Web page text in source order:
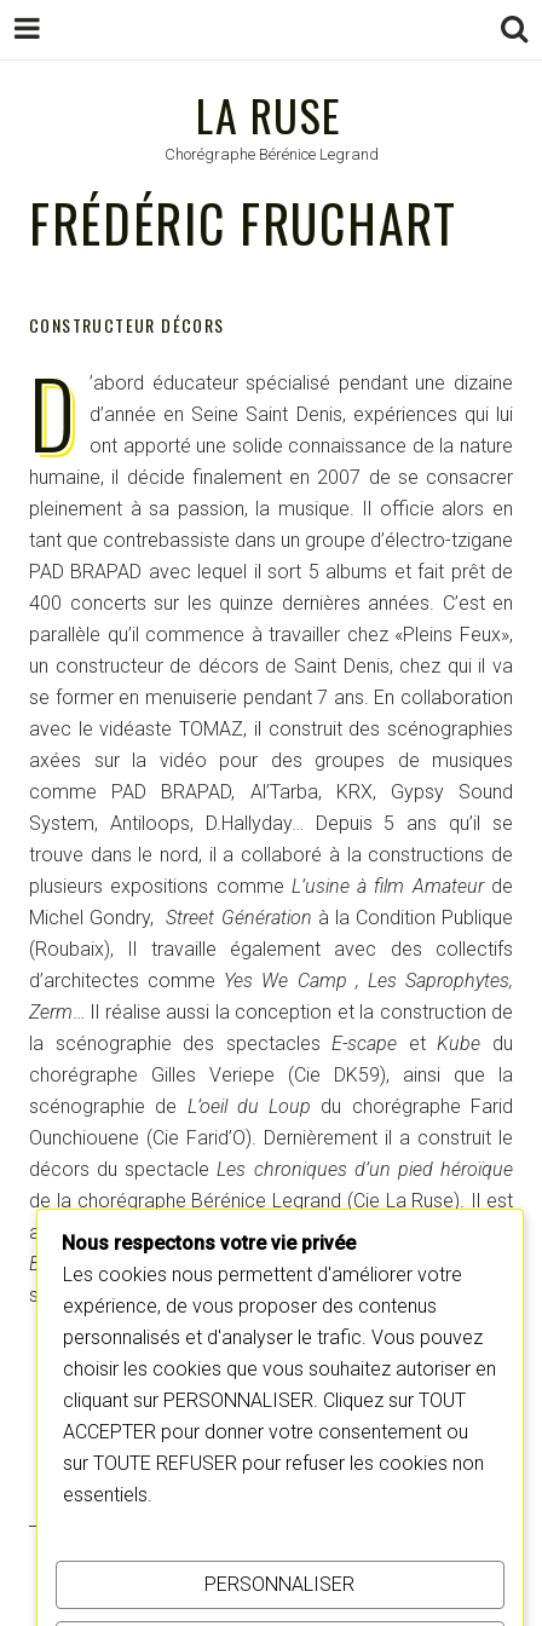
LA RUSE
Chorégraphe Bérénice Legrand
FRÉDÉRIC FRUCHART
CONSTRUCTEUR DÉCORS
D
’abord éducateur spécialisé pendant une dizaine
d’année en Seine Saint Denis, expériences qui lui
ont apporté une solide connaissance de la nature
humaine, il décide finalement en 2007 de se consacrer
pleinement à sa passion, la musique. Il officie alors en
tant que contrebassiste dans un groupe d’électro-tzigane
PAD BRAPAD avec lequel il sort 5 albums et fait prêt de
400 concerts sur les quinze dernières années. C’est en
parallèle qu’il commence à travailler chez «Pleins Feux»,
un constructeur de décors de Saint Denis, chez qui il va
se former en menuiserie pendant 7 ans. En collaboration
avec le vidéaste TOMAZ, il construit des scénographies
axées sur la vidéo pour des groupes de musiques
comme PAD BRAPAD, Al’Tarba, KRX, Gypsy Sound
System, Antiloops, D.Hallyday… Depuis 5 ans qu’il se
trouve dans le nord, il a collaboré à la constructions de
plusieurs expositions comme L’usine à film Amateurde
Michel Gondry,Street Génération à la Condition Publique
(Roubaix), Il travaille également avec des collectifs
d’architectes comme Yes We Camp , Les Saprophytes,
Zerm… Il réalise aussi la conception et la construction de
la scénographie des spectaclesE-scape etKube du
chorégraphe Gilles Veriepe (Cie DK59), ainsi que la
scénographie de L’oeil du Loup du chorégraphe Farid
Ounchiouene (Cie Farid’O). Dernièrement il a construit le
décors du spectacleLes chroniques d’un pied héroïque
de la chorégraphe Bérénice Legrand (Cie La Ruse). Il est
actuellement en train de concevoir la scénographie de
Bascule du Bassin
pièce de théâtre écrite et mise en
scène par Isabelle Fruchart , création Mars 2020.
C
i
q
u
e
z
p
o
u
r
e
C
q
u
e
z
p
o
u
r
e
LA RUSE
Nous respectons votre vie privée
Les cookies nous permettent d'améliorer votre
expérience, de vous proposer des contenus
personnalisés et d'analyser le trafic. Vous pouvez
choisir les cookies que vous souhaitez autoriser en
cliquant sur PERSONNALISER. Cliquez sur TOUT
ACCEPTER pour donner votre consentement ou
sur TOUTE REFUSER pour refuser les cookies non
essentiels.
PERSONNALISER